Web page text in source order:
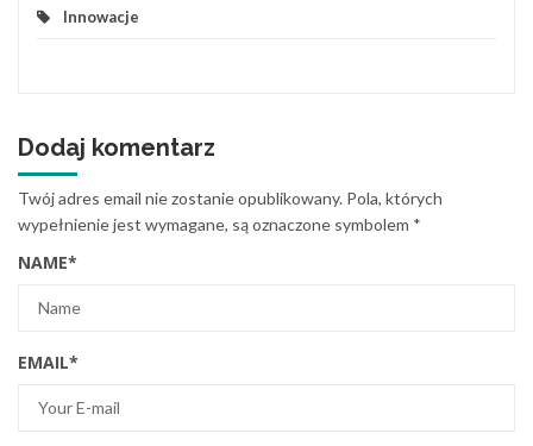
Innowacje
Dodaj komentarz
Twój adres email nie zostanie opublikowany. Pola, których
wypełnienie jest wymagane, są oznaczone symbolem *
NAME*
EMAIL*